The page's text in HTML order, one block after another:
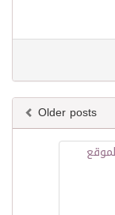
Older posts